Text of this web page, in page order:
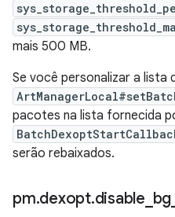
mais 500 MB.
Se você personalizar a lista
pacotes na lista fornecida
serão rebaixados.
pm.dexopt.disable bg